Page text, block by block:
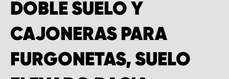
DOBLE SUELO Y
CAJONERAS PARA
FURGONETAS, SUELO